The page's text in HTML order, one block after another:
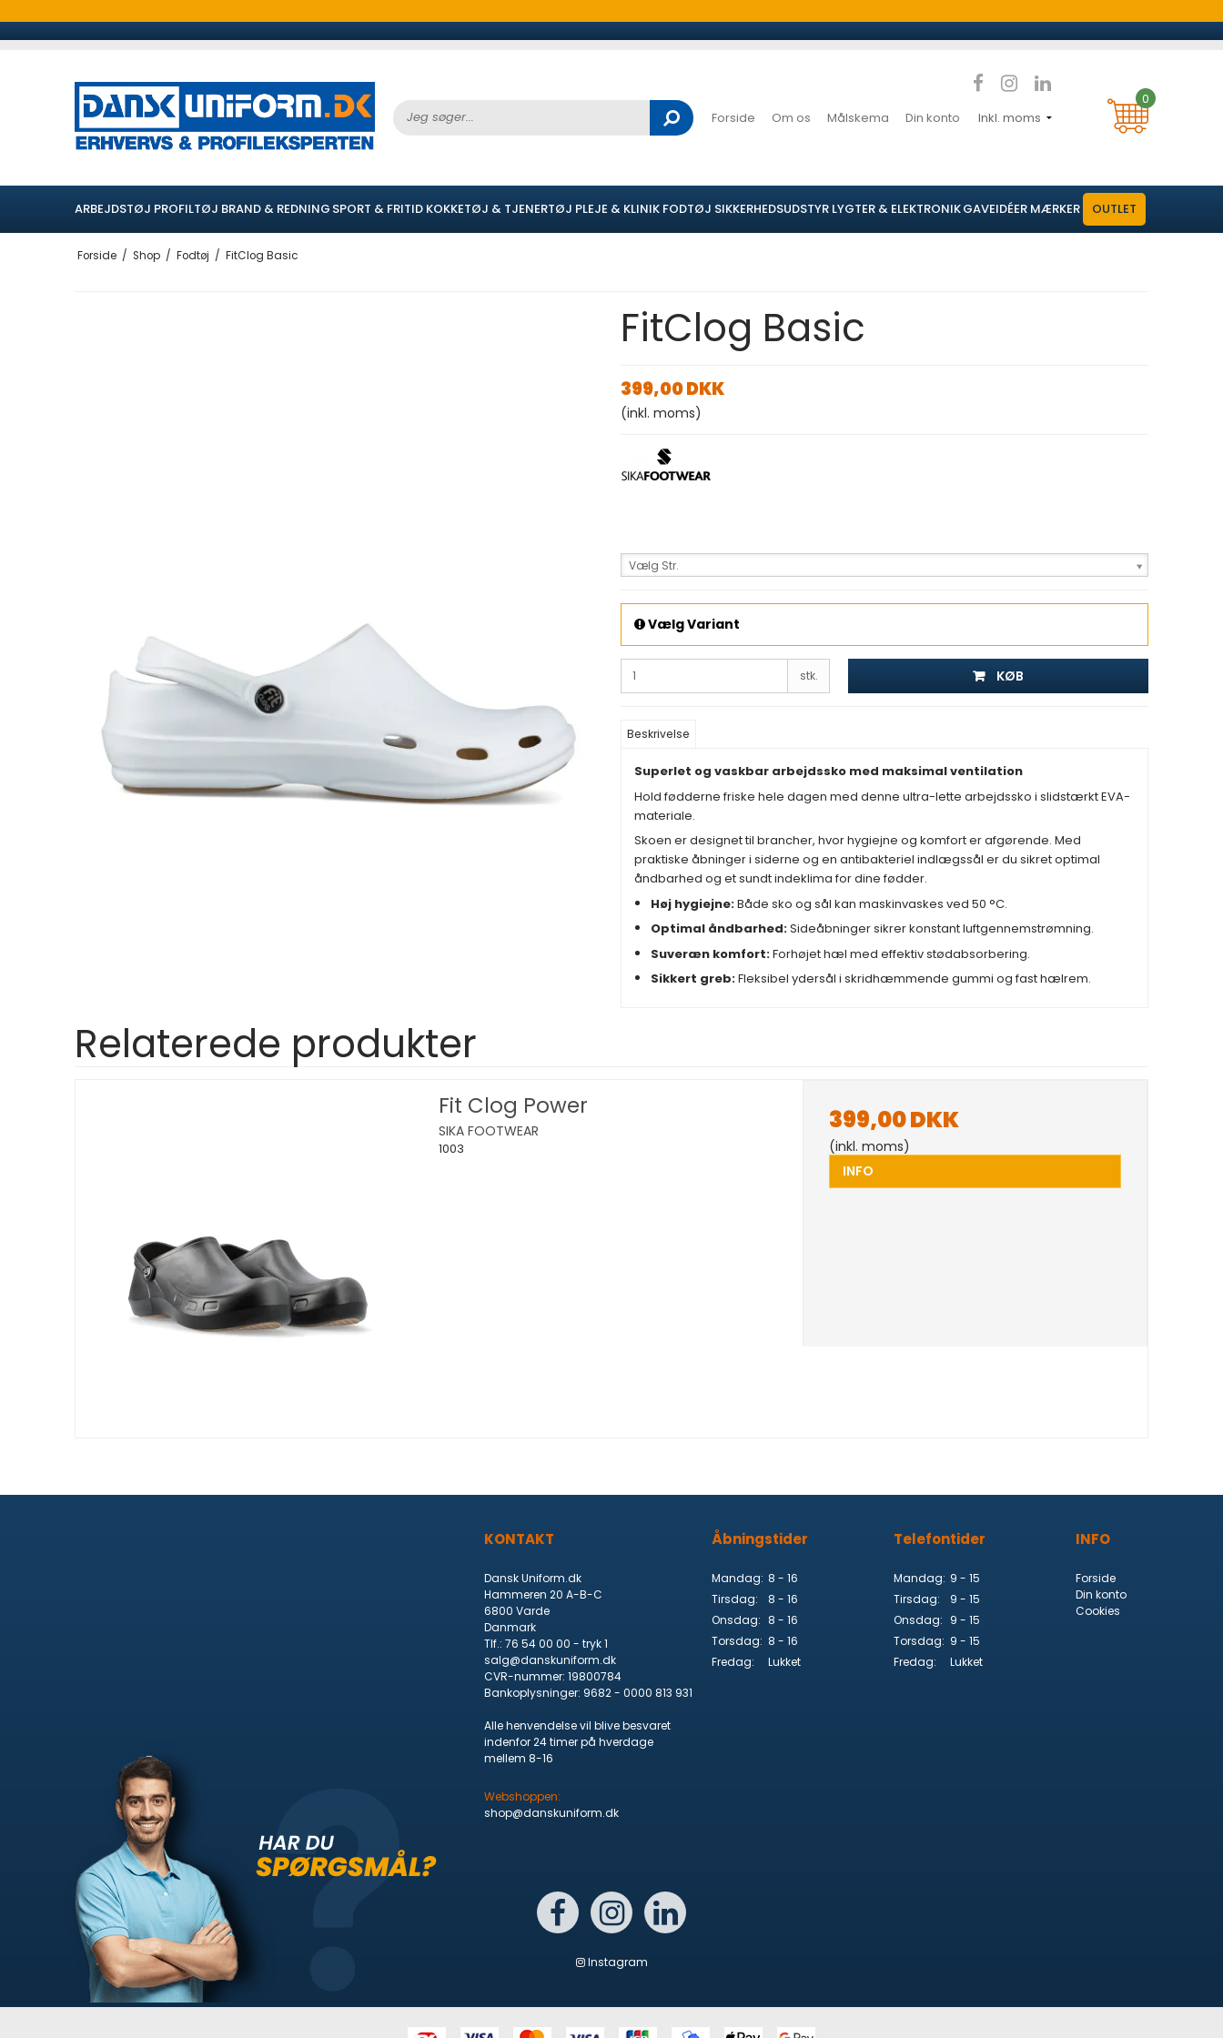
Forside Om os Målskema Din konto
0
ARBEJDSTØJ PROFILTØJ BRAND & REDNING SPORT & FRITID KOKKETØJ & TJENERTØJ PLEJE & KLINIK FODTØJ SIKKERHEDSUDSTYR LYGTER & ELEKTRONIKGAVEIDÉER MÆRKER OUTLET
Forside / Shop / Fodtøj / FitClog Basic
FitClog Basic
399,00 DKK
(inkl. moms)
Vælg Str.
Vælg Variant
stk. KØB
Beskrivelse
Superlet og vaskbar arbejdssko med maksimal ventilation
Hold fødderne friske hele dagen med denne ultra-lette arbejdssko i slidstærkt EVA-
materiale.
Skoen er designet til brancher, hvor hygiejne og komfort er afgørende. Med
praktiske åbninger i siderne og en antibakteriel indlægssål er du sikret optimal
åndbarhed og et sundt indeklima for dine fødder.
Høj hygiejne:Både sko og sål kan maskinvaskes ved 50 °C.
Optimal åndbarhed:Sideåbninger sikrer konstant luftgennemstrømning.
Suveræn komfort:Forhøjet hæl med effektiv stødabsorbering.
Sikkert greb:Fleksibel ydersål i skridhæmmende gummi og fast hælrem.
Relaterede produkter
Fit Clog Power
SIKA FOOTWEAR
1003
399,00 DKK
(inkl. moms)
INFO
KONTAKT
Dansk Uniform.dk
Hammeren 20 A-B-C
6800 Varde
Danmark
Tlf.: 76 54 00 00 - tryk 1
salg@danskuniform.dk
CVR-nummer: 19800784
Bankoplysninger: 9682 - 0000 813 931
Alle henvendelse vil blive besvaret
indenfor 24 timer på hverdage
mellem 8-16
Webshoppen:
shop@danskuniform.dk
Åbningstider
Mandag: 8 - 16
Tirsdag:
8 - 16
Onsdag: 8 - 16
Torsdag: 8 - 16
Fredag:
Lukket
Telefontider
Mandag: 9 - 15
Tirsdag:
9 - 15
Onsdag: 9 - 15
Torsdag: 9 - 15
Fredag:
Lukket
INFO
Forside
Din konto
Cookies
Instagram